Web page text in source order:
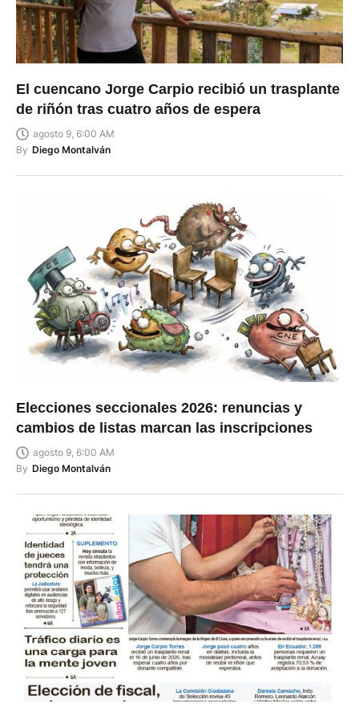
El cuencano Jorge Carpio recibió un trasplante
de riñón tras cuatro años de espera
agosto 9, 6:00 AM
By Diego Montalván
Elecciones seccionales 2026: renuncias y
cambios de listas marcan las inscripciones
agosto 9, 6:00 AM
By Diego Montalván